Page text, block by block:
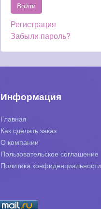
Регистрация
Забыли пароль?
Информация
Главная
Как сделать заказ
О компании
Пользовательское соглашение
Политика конфиденциальности